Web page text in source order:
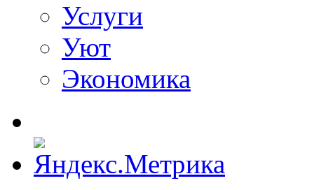
Услуги
Уют
Экономика